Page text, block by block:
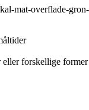
mat-overflade-gron-
eller forskellige former